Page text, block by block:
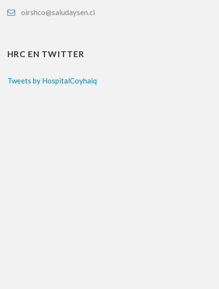
oirshco@saludaysen.cl
HRC EN TWITTER
Tweets by HospitalCoyhaiq